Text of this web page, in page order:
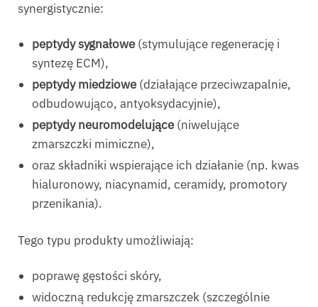
synergistycznie:
peptydy sygnałowe(stymulujące regenerację i
syntezę ECM),
peptydy miedziowe(działające przeciwzapalnie,
odbudowująco, antyoksydacyjnie),
peptydy neuromodelujące(niwelujące
zmarszczki mimiczne),
oraz składniki wspierające ich działanie (np. kwas
hialuronowy, niacynamid, ceramidy, promotory
przenikania).
Tego typu produkty umożliwiają:
poprawę gęstości skóry,
widoczną redukcję zmarszczek (szczególnie